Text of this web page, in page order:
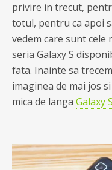
privire in trecut,
totul, pentru ca apoi
vedem care sunt
seria Galaxy S
fata. Inainte sa
imaginea de mai jos
mica de langa Galaxy